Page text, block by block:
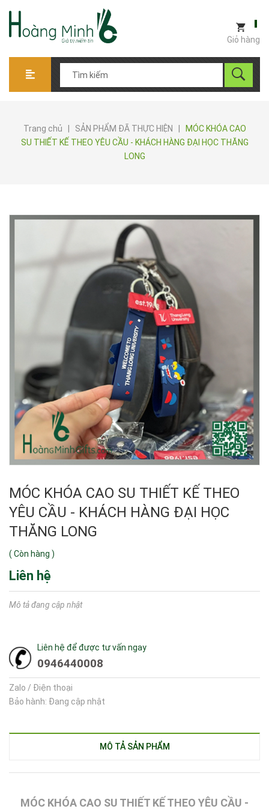
Giỏ hàng
Trang chủ SẢN PHẨM ĐÃ THỰC HIỆN
MÓC KHÓA CAO
SU THIẾT KẾ THEO YÊU CẦU - KHÁCH HÀNG ĐẠI HỌC THĂNG
LONG
MÓC KHÓA CAO SU THIẾT KẾ THEO
YÊU CẦU - KHÁCH HÀNG ĐẠI HỌC
THĂNG LONG
( Còn hàng )
Liên hệ
Mô tả đang cập nhật
Liên hệ để được tư vấn ngay
0946440008
Zalo / Điện thoại
Bảo hành: Đang cập nhật
MÔ TẢ SẢN PHẨM
MÓC KHÓA CAO SU THIẾT KẾ THEO YÊU CẦU -